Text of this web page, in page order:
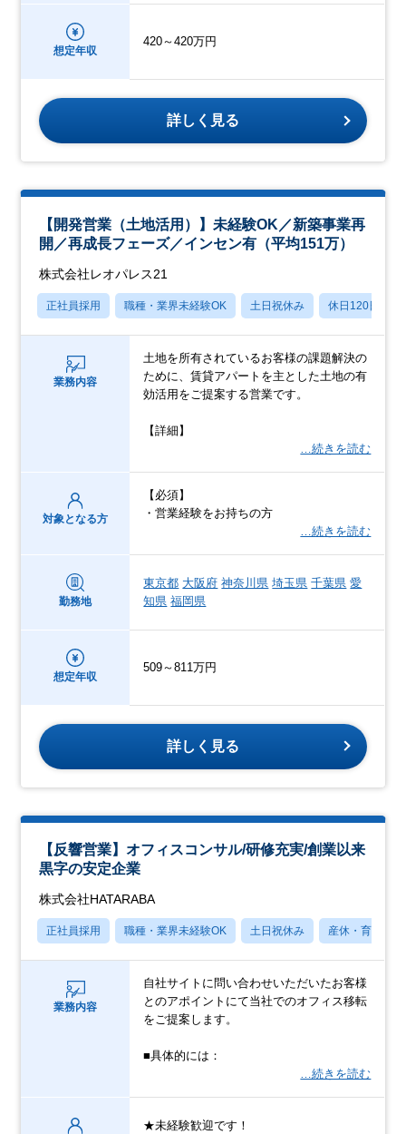
想定年収
420～420万円
詳しく見る
【開発営業（土地活用）】未経験OK／新築事業再
開／再成長フェーズ／インセン有（平均151万）
株式会社レオパレス21
正社員採用 職種・業界未経験OK 土日祝休み 休日120日以上
業務内容
土地を所有されているお客様の課題解決の
ために、賃貸アパートを主とした土地の有
効活用をご提案する営業です。
【詳細】
…続きを読む
対象となる方
【必須】
・営業経験をお持ちの方
…続きを読む
勤務地
東京都 大阪府 神奈川県 埼玉県 千葉県 愛
知県 福岡県
想定年収
509～811万円
詳しく見る
【反響営業】オフィスコンサル/研修充実/創業以来
黒字の安定企業
株式会社HATARABA
正社員採用 職種・業界未経験OK 土日祝休み 産休・育休あり
業務内容
自社サイトに問い合わせいただいたお客様
とのアポイントにて当社でのオフィス移転
をご提案します。
■具体的には：
…続きを読む
★未経験歓迎です！